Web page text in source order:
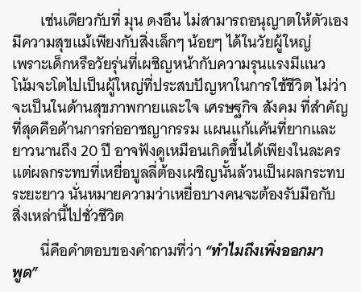
เช่นเดียวกับที่ มุน ดงอึน ไม่สามารถอนุญาตให้ตัวเอง
มีความสุขแม้เพียงกับสิ่งเล็กๆ น้อยๆ ได้ในวัยผู้ใหญ่
เพราะเด็กหรือวัยรุ่นที่เผชิญหน้ากับความรุนแรงมีแนว
โน้มจะโตไปเป็นผู้ใหญ่ที่ประสบปัญหาในการใช้ชีวิต ไม่ว่า
จะเป็นในด้านสุขภาพกายและใจ เศรษฐกิจ สังคม ที่สําคัญ
ที่สุดคือด้านการก่ออาชญากรรม แผนแก้แค้นที่ยากและ
ยาวนานถึง 20 ปี อาจฟังดูเหมือนเกิดขึ้นได้เพียงในละคร
แต่ผลกระทบที่เหยื่อบูลลี่ต้องเผชิญนั้นล้วนเป็นผลกระทบ
ระยะยาว นั่นหมายความว่าเหยื่อบางคนจะต้องรับมือกับ
สิ่งเหล่านี้ไปชั่วชีวิต
นี่คือคําตอบของคําถามที่ว่า“ทำไมถึงเพิ่งออกมา
พูด”